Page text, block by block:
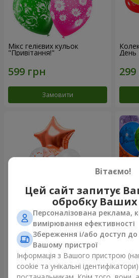
Мікс гелієвих кульок
"Привітання!"
Замовити
кульки
Фонтан куль “Світ чудес”
Замовити
Вітаємо!
Цей сайт запитує
обробку
Персоналізована реклама,
вимірювання ефективності
Збереження і/або доступ до
Вашому пристрої
Інформація з Вашого пристрою
cookie та унікальні